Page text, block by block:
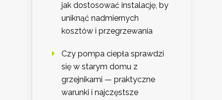
jak dostosować instalację, by
uniknąć nadmiernych
kosztów i przegrzewania
Czy pompa ciepła sprawdzi
się w starym domu z
grzejnikami — praktyczne
warunki i najczęstsze